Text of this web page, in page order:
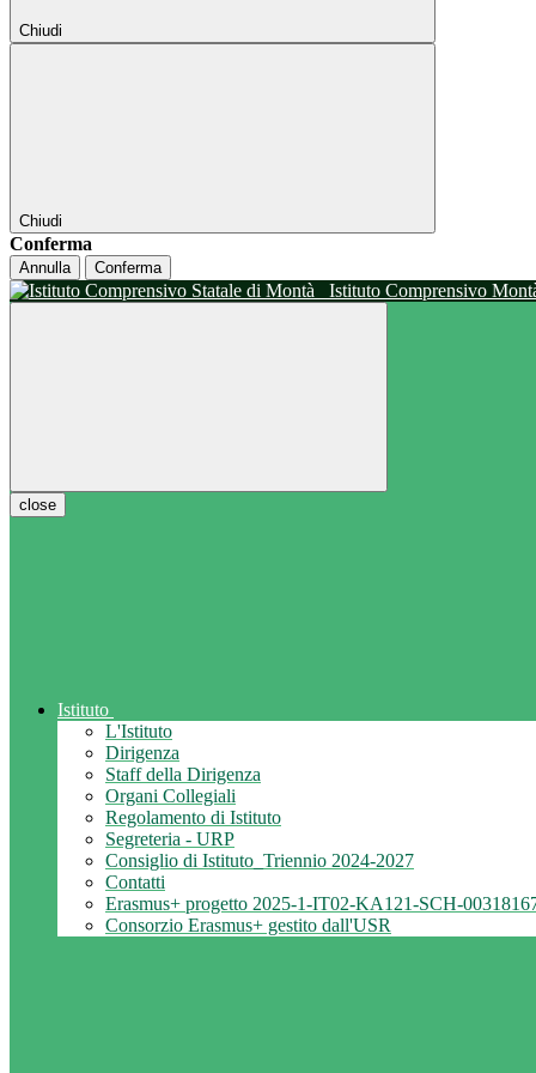
Chiudi
Chiudi
Conferma
Annulla Conferma
Istituto Comprensivo
close
Istituto
L'Istituto
Dirigenza
Staff della Dirigenza
Organi Collegiali
Regolamento di Istituto
Segreteria - URP
Consiglio di Istituto_Triennio 2024-2027
Contatti
Erasmus+ progetto 2025-1-IT02-KA121-SCH-
Consorzio Erasmus+ gestito dall'USR